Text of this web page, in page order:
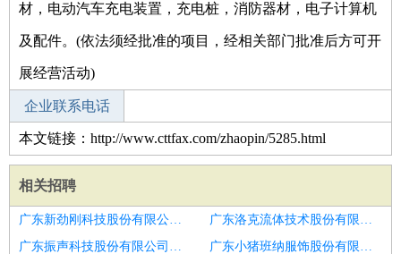
材，电动汽车充电装置，充电桩，消防器材，电子计算机
及配件。(依法须经批准的项目，经相关部门批准后方可开
展经营活动)
企业联系电话
本文链接：http://www.cttfax.com/zhaopin/5285.html
相关招聘
广东新劲刚科技股份有限公司招聘抖音快手主播
广东洛克流体技术股份有限公司招聘前十公会海选新人主播
广东振声科技股份有限公司招聘主播
广东小猪班纳服饰股份有限公司长春分公司招聘10000